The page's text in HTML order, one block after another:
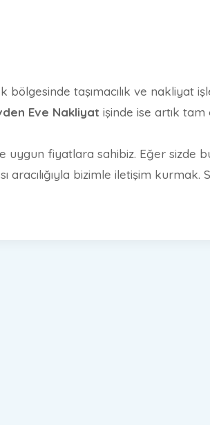
taşımacılık ve nakliyat
Eve Nakliyat işinde ise artık tam
uygun fiyatlara sahibiz. Eğer sizde
bizimle iletişim kurmak.